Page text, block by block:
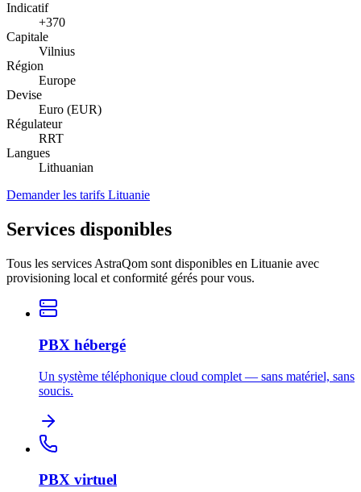
Indicatif
+370
Capitale
Vilnius
Région
Europe
Devise
Euro (EUR)
Régulateur
RRT
Langues
Lithuanian
Demander les tarifs Lituanie
Services disponibles
Tous les services AstraQom sont disponibles en Lituanie avec
provisioning local et conformité gérés pour vous.
PBX hébergé
Un système téléphonique cloud complet — sans matériel, sans
soucis.
PBX virtuel